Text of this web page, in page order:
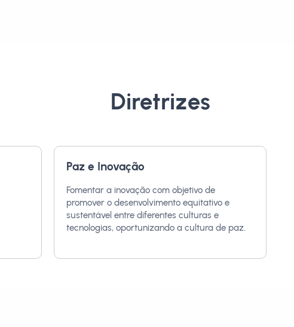
Diretrizes
Paz e Inovação
Fomentar a inovação com objetivo de
promover o desenvolvimento equitativo e
sustentável entre diferentes culturas e
tecnologias, oportunizando a cultura de paz.